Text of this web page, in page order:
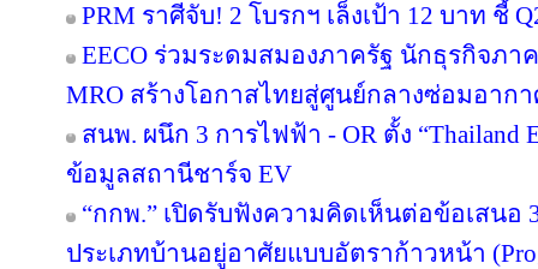
PRM ราศีจับ! 2 โบรกฯ เล็งเป้า 12 บาท ชี้
EECO ร่วมระดมสมองภาครัฐ นักธุรกิจภ
MRO สร้างโอกาสไทยสู่ศูนย์กลางซ่อมอาก
สนพ. ผนึก 3 การไฟฟ้า - OR ตั้ง “Thailand
ข้อมูลสถานีชาร์จ EV
“กกพ.” เปิดรับฟังความคิดเห็นต่อข้อเสน
ประเภทบ้านอยู่อาศัยแบบอัตราก้าวหน้า